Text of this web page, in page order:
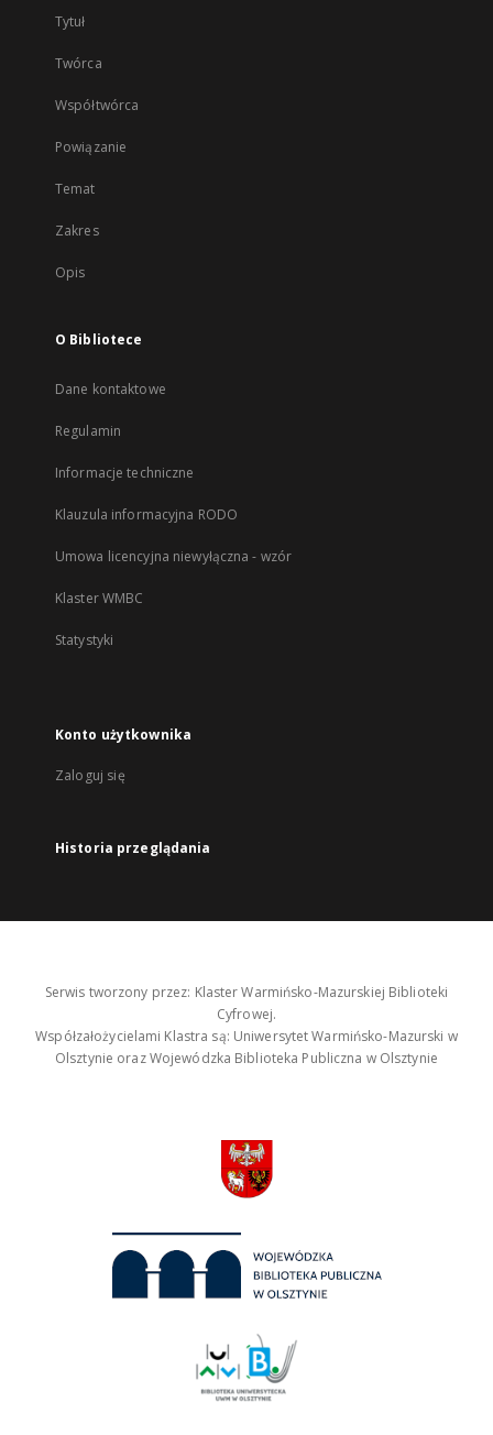
Tytuł
Twórca
Współtwórca
Powiązanie
Temat
Zakres
Opis
O Bibliotece
Dane kontaktowe
Regulamin
Informacje techniczne
Klauzula informacyjna RODO
Umowa licencyjna niewyłączna - wzór
Klaster WMBC
Statystyki
Konto użytkownika
Zaloguj się
Historia przeglądania
Serwis tworzony przez: Klaster Warmińsko-Mazurskiej Biblioteki
Cyfrowej.
Współzałożycielami Klastra są: Uniwersytet Warmińsko-Mazurski w
Olsztynie oraz Wojewódzka Biblioteka Publiczna w Olsztynie